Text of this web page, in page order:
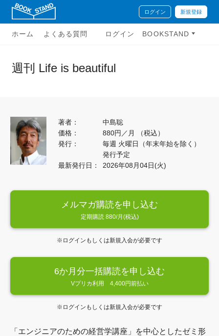
ログイン 新規登録
ホーム よくある質問 ログイン BOOKSTAND
週刊 Life is beautiful
著者：
中島聡
価格：
880円／月 （税込）
発行：
毎週 火曜日（年末年始を除く）
発行予定
最新発行日：
2026年08月04日(火)
メルマガ購読を申し込む
定期購読 880/月(税込)
※ログインもしくは新規入会が必要です
6か月分一括購読を申し込む
Vプリカ利用 4,400円前払い
※ログインもしくは新規入会が必要です
「エンジニアのための経営学講座」を中心としたゼミ形